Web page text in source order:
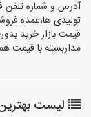
آدرس و شماره تلفن
تولیدی ها،عمده
قیمت بازار خرید
مداربسته با قیمت
لیست